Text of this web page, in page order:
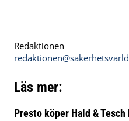
Redaktionen
Läs mer:
Presto köper Hald & Tesch